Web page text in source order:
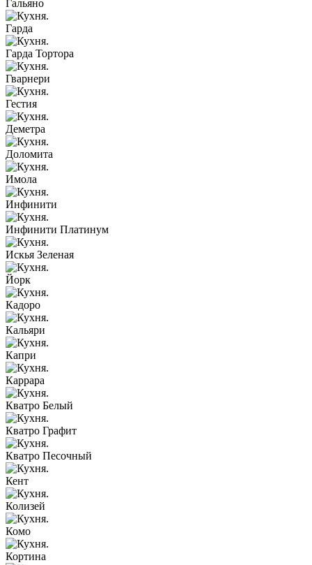
Гальяно
Гарда
Гарда Тортора
Гварнери
Гестия
Деметра
Доломита
Имола
Инфинити
Инфинити Платинум
Искья Зеленая
Йорк
Кадоро
Кальяри
Капри
Каррара
Кватро Белый
Кватро Графит
Кватро Песочный
Кент
Колизей
Комо
Кортина